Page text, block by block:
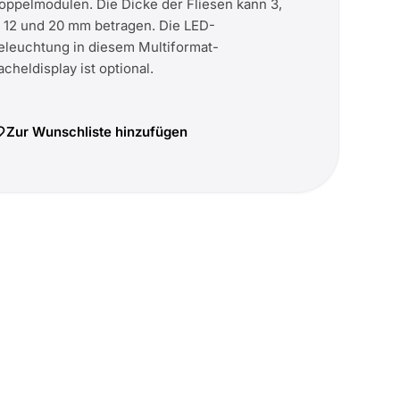
Die Dicke der Fliesen kann 3,
12 und 20 mm betragen. Die LED-
in diesem Multiformat-
ist optional.
Zur Wunschliste hinzufügen